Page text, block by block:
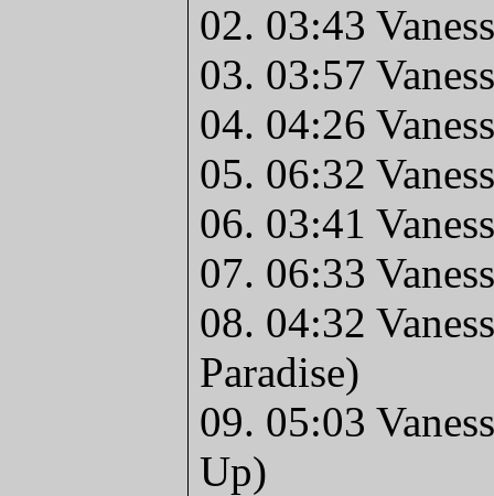
02. 03:43
03. 03:57
04. 04:26
05. 06:32
06. 03:41
07. 06:33
08. 04:32
Paradise)
09. 05:03
Up)